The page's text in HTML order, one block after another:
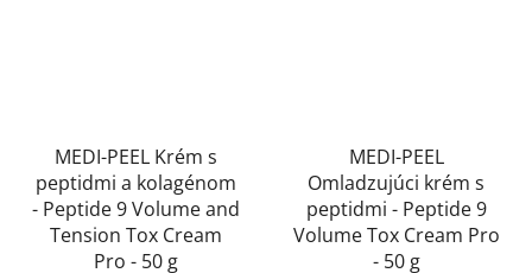
MEDI-PEEL Krém s
peptidmi a kolagénom
- Peptide 9 Volume and
Tension Tox Cream
Pro - 50 g
MEDI-PEEL
Omladzujúci krém s
peptidmi - Peptide 9
Volume Tox Cream Pro
- 50 g